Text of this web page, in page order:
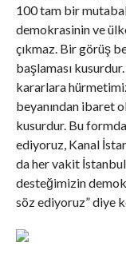
100 tam bir
demokrasinin ve
çıkmaz. Bir görüş
başlaması
kararlara
beyanından ibaret
kusurdur. Bu formda
ediyoruz, Kanal
da her vakit
desteğimizin
söz ediyoruz” diye